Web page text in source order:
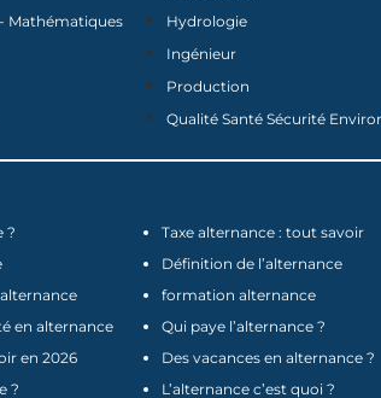
Mathématiques
Hydrologie
Ingénieur
Production
Qualité Santé Sécurité
?
en alternance
en 2026
?
Taxe alternance : tout savoir
Définition de l’alternance
formation alternance
Qui paye l’alternance ?
Des vacances en alternance ?
L’alternance c’est quoi ?